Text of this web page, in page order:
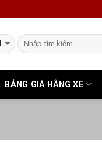
BẢNG GIÁ HÃNG XE